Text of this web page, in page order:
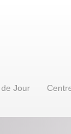
Jour